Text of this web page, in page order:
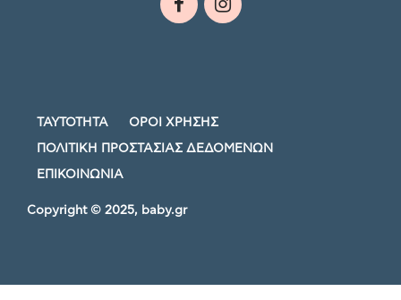
ΤΑΥΤΟΤΗΤΑ ΟΡΟΙ ΧΡΗΣΗΣ
ΠΟΛΙΤΙΚΗ ΠΡΟΣΤΑΣΙΑΣ ΔΕΔΟΜΕΝΩΝ
ΕΠΙΚΟΙΝΩΝΙΑ
Copyright © 2025, baby.gr